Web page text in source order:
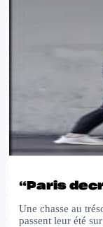
“Paris
Une chasse au
passent leur été